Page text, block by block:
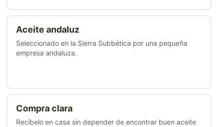
Aceite andaluz
Seleccionado en la Sierra Subbética por una pequeña
empresa andaluza.
Compra clara
Recíbelo en casa sin depender de encontrar buen aceite